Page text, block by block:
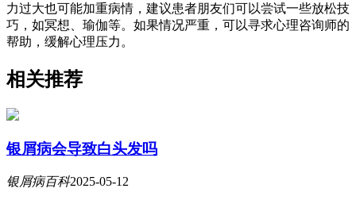
力过大也可能加重病情，建议患者朋友们可以尝试一些放松技
巧，如冥想、瑜伽等。如果情况严重，可以寻求心理咨询师的
帮助，缓解心理压力。
相关推荐
银屑病会导致白头发吗
银屑病百科2025-05-12